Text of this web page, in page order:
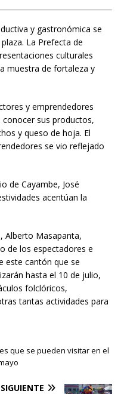
y gastronómica se
La Prefecta de
culturales
muestra de fortaleza y
y emprendedores
sus productos,
y queso de hoja. El
se vio reflejado
de Cayambe, José
acentúan la
Alberto Masapanta,
de los espectadores e
este cantón que se
hasta el 10 de julio,
folclóricos,
tantas actividades para
que se pueden visitar en el
SIGUIENTE